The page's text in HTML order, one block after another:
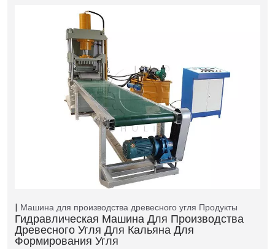
Машина для производства древесного угля Продукты
Гидравлическая Машина Для Производства
Древесного Угля Для Кальяна Для
Формирования Угля